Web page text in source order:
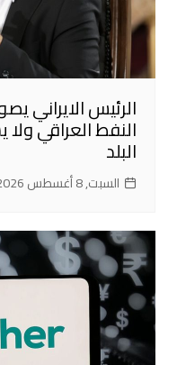
الرئيس الايراني
النفط العراقي
البلد
السبت, 8 أغسطس 2026, 0:37